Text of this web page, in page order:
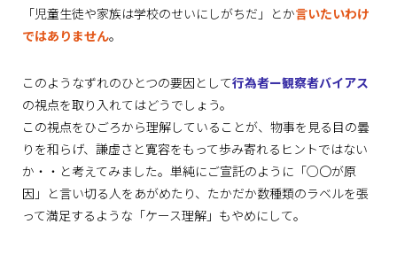
「児童生徒や家族は学校のせいにしがちだ」とか言いたいわけ
ではありません。
このようなずれのひとつの要因として行為者ー観察者バイアス
の視点を取り入れてはどうでしょう。
この視点をひごろから理解していることが、物事を見る目の曇
りを和らげ、謙虚さと寛容をもって歩み寄れるヒントではない
か・・と考えてみました。単純にご宣託のように「○〇が原
因」と言い切る人をあがめたり、たかだか数種類のラベルを張
って満足するような「ケース理解」もやめにして。